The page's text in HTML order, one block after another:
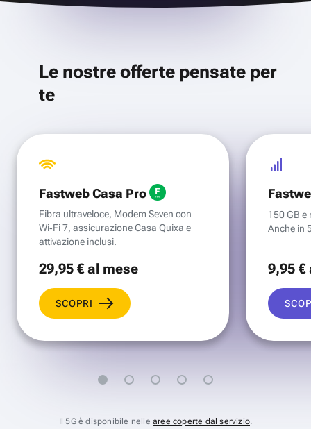
Le nostre offerte pensate per
te
Fastweb Casa Pro
Fibra ultraveloce, Modem Seven con
Wi‑Fi 7, assicurazione Casa Quixa e
attivazione inclusi.
29,95 €al mese
SCOPRI
150 GB e
Anche in
9,95 €
Il 5G è disponibile nelle aree coperte dal servizio.